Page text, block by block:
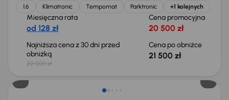
1.6 Klimatronic Tempomat Parktronic +1 kolejnych
Miesięczna rata
od 128 zł
Cena promocyjna
20 500 zł
Najniższa cena z 30 dni przed
obniżką
22 000 zł
Cena po obniżce
21 500 zł